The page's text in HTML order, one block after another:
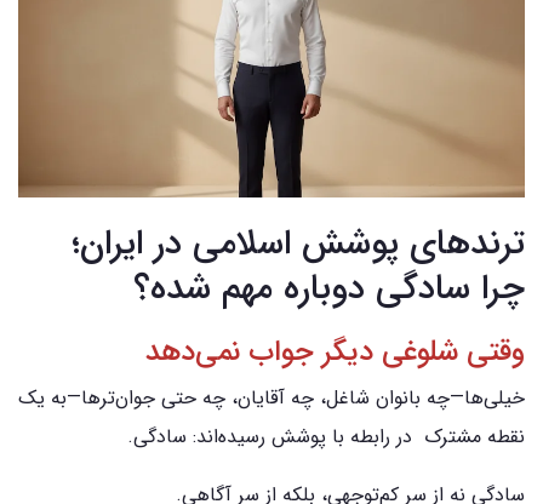
ترندهای پوشش اسلامی در ایران؛
چرا سادگی دوباره مهم شده؟
وقتی شلوغی دیگر جواب نمی‌دهد
خیلی‌ها—چه بانوان شاغل، چه آقایان، چه حتی جوان‌ترها—به یک
نقطه مشترک در رابطه با پوشش رسیده‌اند: سادگی.
سادگی نه از سر کم‌توجهی، بلکه از سر آگاهی.